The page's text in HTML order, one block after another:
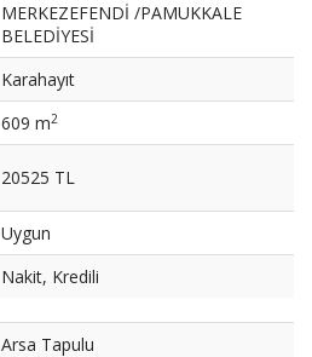
MERKEZEFENDİ /PAMUKKALE
BELEDİYESİ
Karahayıt
609 m2
20525 TL
Uygun
Nakit, Kredili
Arsa Tapulu